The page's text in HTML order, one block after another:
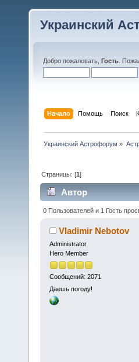
Украинский
Добро пожаловать, Гость .
Начало Помощь Поиск
Украинский Астрофорум »
Страницы: [1]
Автор
0 Пользователей и 1 Гость
Vladimir Nebotov
Administrator
Hero Member
Сообщений: 2071
Даешь погоду!